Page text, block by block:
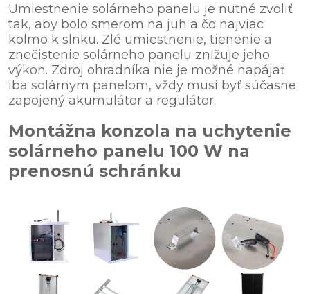
Umiestnenie solárneho panelu je nutné zvoliť
tak, aby bolo smerom na juh a čo najviac
kolmo k slnku. Zlé umiestnenie, tienenie a
znečistenie solárneho panelu znižuje jeho
výkon. Zdroj ohradníka nie je možné napájať
iba solárnym panelom, vždy musí byť súčasne
zapojený akumulátor a regulátor.
Montážna konzola na uchytenie
solárneho panelu 100 W na
prenosnú schránku